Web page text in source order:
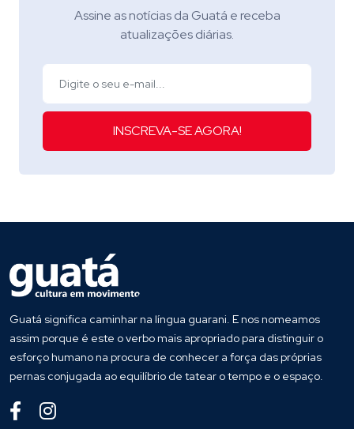
Assine as notícias da Guatá e receba
atualizações diárias.
INSCREVA-SE AGORA!
Guatá significa caminhar na língua guarani. E nos nomeamos
assim porque é este o verbo mais apropriado para distinguir o
esforço humano na procura de conhecer a força das próprias
pernas conjugada ao equilíbrio de tatear o tempo e o espaço.